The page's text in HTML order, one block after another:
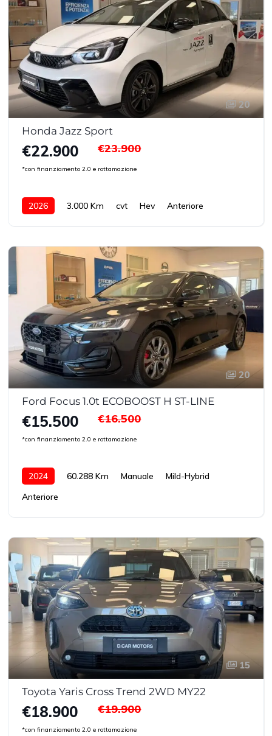
20
Honda Jazz Sport
€22.900
*con finanziamento 2.0 e rottamazione
€23.900
2026 3.000 Km cvt Hev Anteriore
20
Ford Focus 1.0t ECOBOOST H ST-LINE
€15.500
*con finanziamento 2.0 e rottamazione
€16.500
2024 60.288 Km Manuale
Mild-Hybrid
Anteriore
15
Toyota Yaris Cross Trend 2WD MY22
€18.900
*con finanziamento 2.0 e rottamazione
€19.900